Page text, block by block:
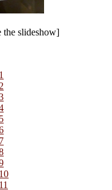
the slideshow]